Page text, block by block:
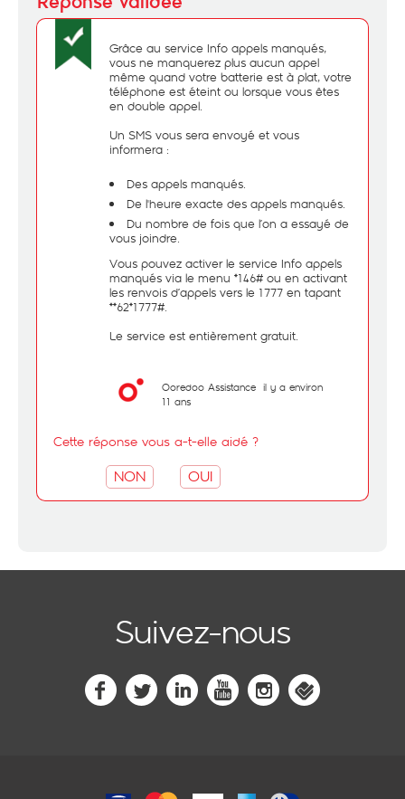
Grâce au service Info appels manqués,
vous ne manquerez plus aucun appel
même quand votre batterie est à plat, votre
téléphone est éteint ou lorsque vous êtes
en double appel.
Un SMS vous sera envoyé et vous
informera :
Des appels manqués.
De l'heure exacte des appels manqués.
Du nombre de fois que l’on a essayé de
vous joindre.
Vous pouvez activer le service Info appels
manqués via le menu *146# ou en activant
les renvois d’appels vers le 1777 en tapant
**62*1777#.
Le service est entièrement gratuit.
Ooredoo Assistance il y a environ
11 ans
Cette réponse vous a-t-elle aidé ?
NON OUI
Suivez-nous